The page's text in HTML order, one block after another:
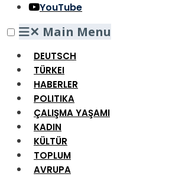
YouTube
✕ Main Menu
DEUTSCH
TÜRKEI
HABERLER
POLITIKA
ÇALIŞMA YAŞAMI
KADIN
KÜLTÜR
TOPLUM
AVRUPA